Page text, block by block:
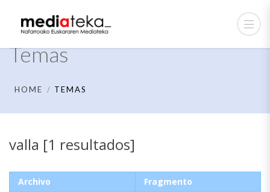
Temas
HOME TEMAS
valla [1 resultados]
Archivo Fragmento